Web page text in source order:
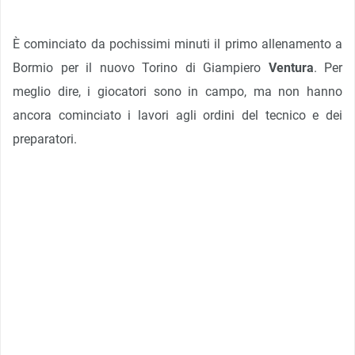
È cominciato da pochissimi minuti il primo allenamento a
Bormio per il nuovo Torino di Giampiero Ventura. Per
meglio dire, i giocatori sono in campo, ma non hanno
ancora cominciato i lavori agli ordini del tecnico e dei
preparatori.